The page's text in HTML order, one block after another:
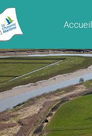
Accueil